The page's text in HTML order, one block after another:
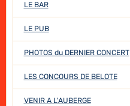
LE BAR
LE PUB
PHOTOS du DERNIER CONCERT
LES CONCOURS DE BELOTE
VENIR A L'AUBERGE